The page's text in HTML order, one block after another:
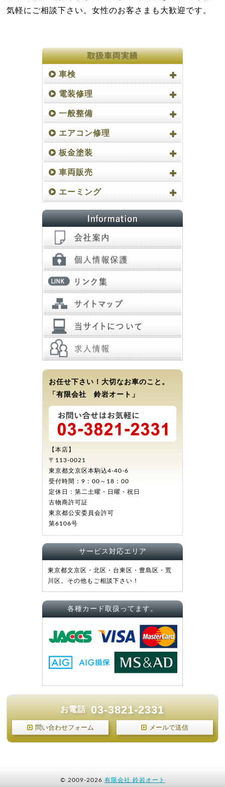
気軽にご相談下さい。女性のお客さまも大歓迎です。
車検
電装修理
一般整備
エアコン修理
板金塗装
車両販売
エーミング
お任せ下さい！大切なお車のこと。
「有限会社 鈴岩オート」
【本店】
〒113-0021
東京都文京区本駒込4-40-6
受付時間：9：00～18：00
定休日：第二土曜・日曜・祝日
古物商許可証
東京都公安委員会許可
第6106号
サービス対応エリア
東京都文京区・北区・台東区・豊島区・荒
川区。その他もご相談下さい！
各種カード取扱ってます。
お電話 03-3821-2331
問い合わせフォーム メールで送信
© 2009-2026 有限会社 鈴岩オート